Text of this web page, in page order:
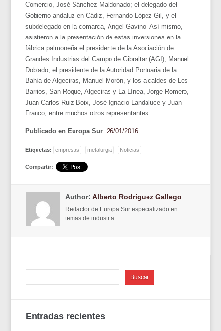
Comercio, José Sánchez Maldonado; el delegado del
Gobierno andaluz en Cádiz, Fernando López Gil, y el
subdelegado en la comarca, Ángel Gavino. Así mismo,
asistieron a la presentación de estas inversiones en la
fábrica palmoneña el presidente de la Asociación de
Grandes Industrias del Campo de Gibraltar (AGI), Manuel
Doblado; el presidente de la Autoridad Portuaria de la
Bahía de Algeciras, Manuel Morón, y los alcaldes de Los
Barrios, San Roque, Algeciras y La Línea, Jorge Romero,
Juan Carlos Ruiz Boix, José Ignacio Landaluce y Juan
Franco, entre muchos otros representantes.
Publicado en Europa Sur 26/01/2016
Etiquetas: empresas metalurgia Noticias
Compartir:
Author:Alberto Rodríguez Gallego
Redactor de Europa Sur especializado en
temas de industria.
Entradas recientes